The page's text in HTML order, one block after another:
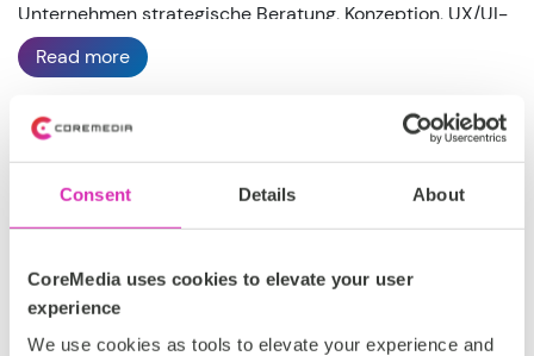
Consent Details About
CoreMedia uses cookies to elevate your user
experience
We use cookies as tools to elevate your experience and
Unternehmen strategische Beratung, Konzeption, UX/UI-
Design, Unterstützung bei der Herstellung von
Barrierefreiheit, moderne Softwareentwicklung mit
Qualitätssicherung und Schulung. Mit Expertise in
CoreMedia und weiteren CMS-Systemen unterstützt
cyber:con Unternehmen dabei, digitale Produkte zu
Read more
DACH, EMEA
Silber
http://www.cybercon.de/